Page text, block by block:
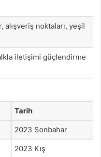
alışveriş noktaları, yeşil
iletişimi güçlendirme
Tarih
2023 Sonbahar
2023 Kış